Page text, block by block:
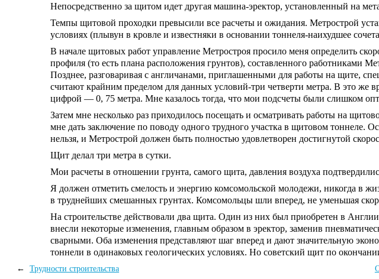
Непосредственно за щитом идет другая машина-эректор, установленный на
Темпы щитовой проходки превысили все расчеты и ожидания. Метрострой
условиях (плывун в кровле и известняки в основании тоннеля-наихудшее
В начале щитовых работ управление Метростроя просило меня определить
профиля (то есть плана расположения грунтов), составленного работниками
Позднее, разговаривая с англичанами, приглашенными для работы на щите,
считают крайним пределом для данных условий-три четверти метра. В это же
цифрой — 0, 75 метра. Мне казалось тогда, что мои подсчеты были слишком
Затем мне несколько раз приходилось посещать и осматривать работы на
мне дать заключение по поводу одного трудного участка в щитовом тоннеле.
нельзя, и Метрострой должен быть полностью удовлетворен достигнутой
Щит делал три метра в сутки.
Мои расчеты в отношении грунта, самого щита, давления воздуха
Я должен отметить смелость и энергию комсомольской молодежи, никогда в
в труднейших смешанных грунтах. Комсомольцы шли вперед, не уменьшая
На строительстве действовали два щита. Один из них был приобретен в
внесли некоторые изменения, главным образом в эректор, заменив
сварными. Оба изменения представляют шаг вперед и дают значительную
тоннели в одинаковых геологических условиях. Но советский щит по
← Трудности строительства